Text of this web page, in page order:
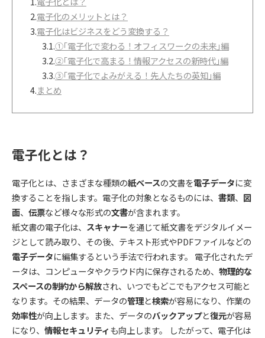
2.電子化のメリットとは？
3.電子化はビジネスをどう変換する？
3.1.①｢電子化で変わる！オフィスワークの未来｣編
3.2.②｢電子化で高まる！情報アクセスの新時代｣編
3.3.③｢電子化でよみがえる！先人たちの英知｣編
4.まとめ
電子化とは？
電子化とは、さまざまな種類の紙ベースの文書を電子データに変
換することを指します。電子化の対象となるものには、 書類、 図
面、 伝票など様々な形式の文書が含まれます。
紙文書の電子化は、 スキャナーを通じて紙文書をデジタルイメー
ジとして読み取り、その後、テキスト形式やPDFファイルなどの
電子データに編集するという手法で行われます。 電子化されたデ
ータは、コンピュータやクラウド内に保存されるため、 物理的な
スペースの制約から解放され、いつでもどこでもアクセス可能と
なります。その結果、データの管理と検索が容易になり、作業の
効率性が向上します。また、データのバックアップと復元が容易
になり、 情報セキュリティも向上します。 したがって、電子化は